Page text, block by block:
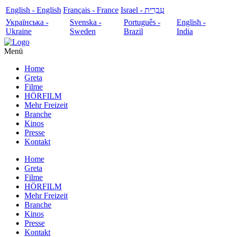
English - English Français - France
עִבְרִית - Israel
Українська -
Ukraine
Svenska -
Sweden
Português -
Brazil
English -
India
Menü
Home
Greta
Filme
HÖRFILM
Mehr Freizeit
Branche
Kinos
Presse
Kontakt
Home
Greta
Filme
HÖRFILM
Mehr Freizeit
Branche
Kinos
Presse
Kontakt